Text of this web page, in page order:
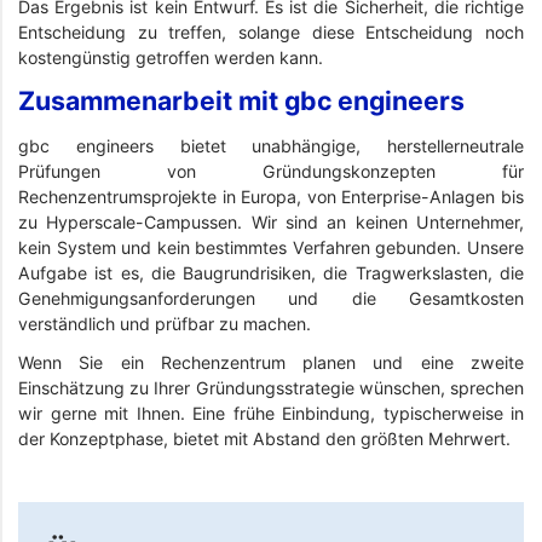
Das Ergebnis ist kein Entwurf. Es ist die Sicherheit, die richtige
Entscheidung zu treffen, solange diese Entscheidung noch
kostengünstig getroffen werden kann.
Zusammenarbeit mit gbc engineers
gbc engineers bietet unabhängige, herstellerneutrale
Prüfungen von Gründungskonzepten für
Rechenzentrumsprojekte in Europa, von Enterprise-Anlagen bis
zu Hyperscale-Campussen. Wir sind an keinen Unternehmer,
kein System und kein bestimmtes Verfahren gebunden. Unsere
Aufgabe ist es, die Baugrundrisiken, die Tragwerkslasten, die
Genehmigungsanforderungen und die Gesamtkosten
verständlich und prüfbar zu machen.
Wenn Sie ein Rechenzentrum planen und eine zweite
Einschätzung zu Ihrer Gründungsstrategie wünschen, sprechen
wir gerne mit Ihnen. Eine frühe Einbindung, typischerweise in
der Konzeptphase, bietet mit Abstand den größten Mehrwert.